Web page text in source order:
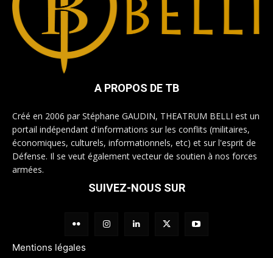
A PROPOS DE TB
Créé en 2006 par Stéphane GAUDIN, THEATRUM BELLI est un
portail indépendant d'informations sur les conflits (militaires,
économiques, culturels, informationnels, etc) et sur l'esprit de
Défense. Il se veut également vecteur de soutien à nos forces
armées.
SUIVEZ-NOUS SUR
Mentions légales